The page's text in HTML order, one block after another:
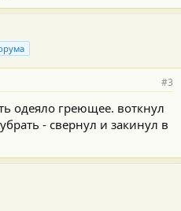
#3
одеяло греющее. воткнул
- свернул и закинул в